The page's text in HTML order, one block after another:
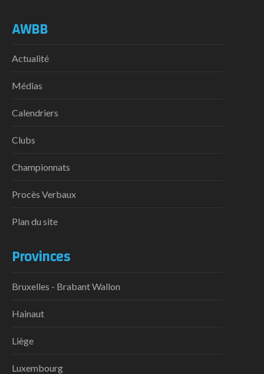
AWBB
Actualité
Médias
Calendriers
Clubs
Championnats
Procès Verbaux
Plan du site
Provinces
Bruxelles - Brabant Wallon
Hainaut
Liège
Luxembourg